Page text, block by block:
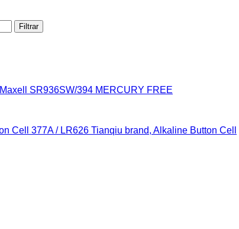
Filtrar
Maxell SR936SW/394 MERCURY FREE
377A / LR626 Tianqiu brand, Alkaline Button Cell